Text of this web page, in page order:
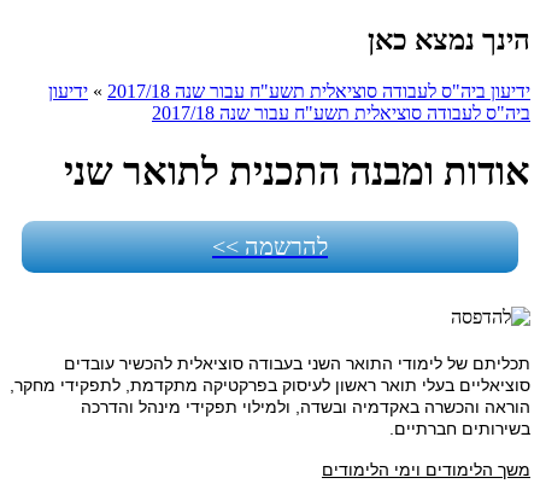
הינך נמצא כאן
ידיעון ביה"ס לעבודה סוציאלית תשע"ח עבור שנה 2017/18 » ידיעון
ביה"ס לעבודה סוציאלית תשע"ח עבור שנה 2017/18
אודות ומבנה התכנית לתואר שני
להרשמה >>
תכליתם של לימודי התואר השני בעבודה סוציאלית להכשיר עובדים
סוציאליים בעלי תואר ראשון לעיסוק בפרקטיקה מתקדמת, לתפקידי מחקר,
הוראה והכשרה באקדמיה ובשדה, ולמילוי תפקידי מינהל והדרכה
בשירותים חברתיים.
משך הלימודים וימי הלימודים